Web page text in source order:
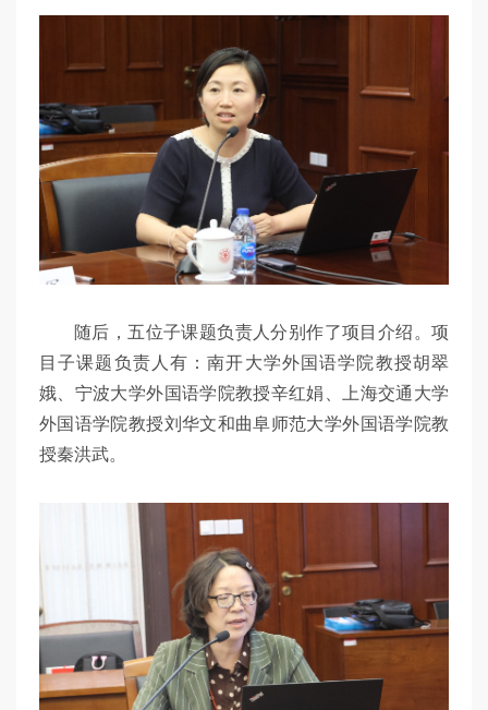
随后，五位子课题负责人分别作了项目介绍。项
目子课题负责人有：南开大学外国语学院教授胡翠
娥、宁波大学外国语学院教授辛红娟、上海交通大学
外国语学院教授刘华文和曲阜师范大学外国语学院教
授秦洪武。